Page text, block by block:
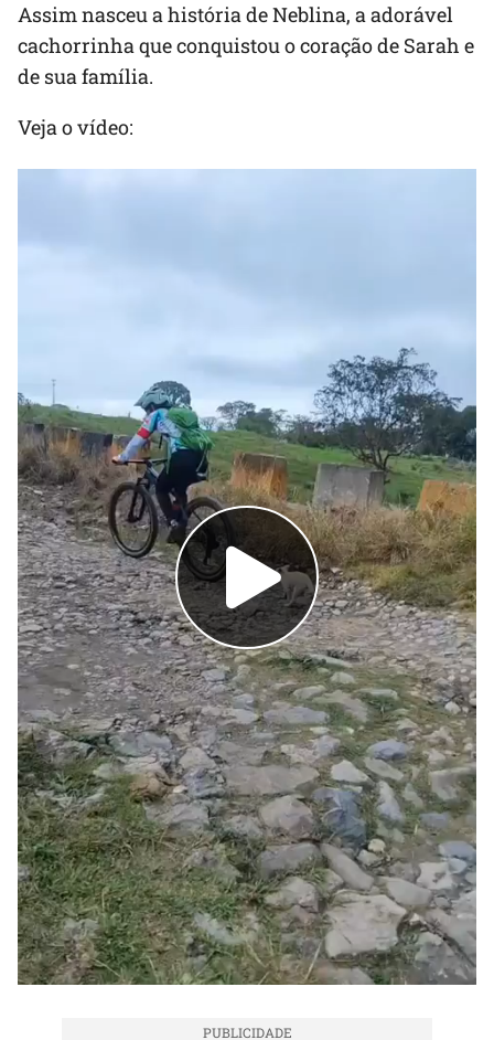
Assim nasceu a história de Neblina, a adorável
cachorrinha que conquistou o coração de Sarah e
de sua família.
Veja o vídeo: